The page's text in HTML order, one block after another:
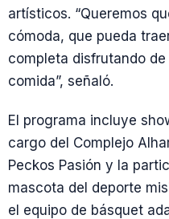
artísticos. “Queremos
cómoda, que pueda
completa disfrutando
comida”, señaló.
El programa incluye
cargo del Complejo
Peckos Pasión y la
mascota del deporte
el equipo de básquet